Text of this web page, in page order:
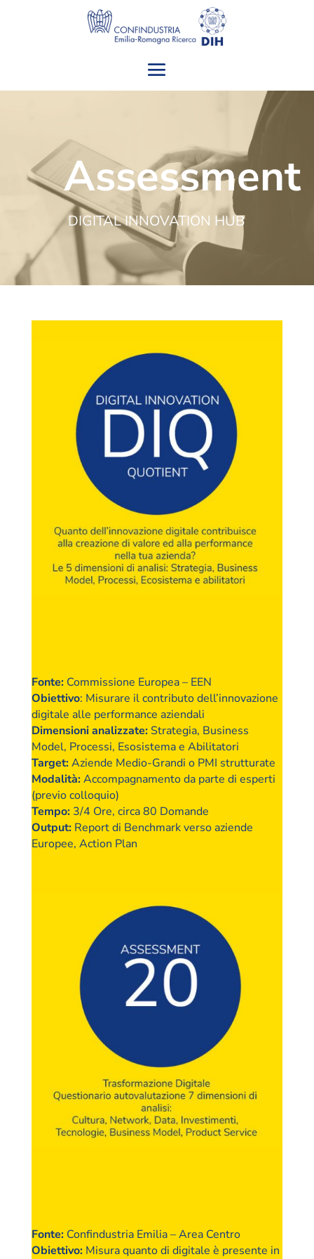
Assessment
DIGITAL INNOVATION HUB
Fonte:Commissione Europea – EEN
Obiettivo: Misurare il contributo dell’innovazione
digitale alle performance aziendali
Dimensioni analizzate:Strategia, Business
Model, Processi, Esosistema e Abilitatori
Target:Aziende Medio-Grandi o PMI strutturate
Modalità:Accompagnamento da parte di esperti
(previo colloquio)
Tempo:3/4 Ore, circa 80 Domande
Output:Report di Benchmark verso aziende
Europee, Action Plan
Fonte:Confindustria Emilia – Area Centro
Obiettivo:Misura quanto di digitale è presente in